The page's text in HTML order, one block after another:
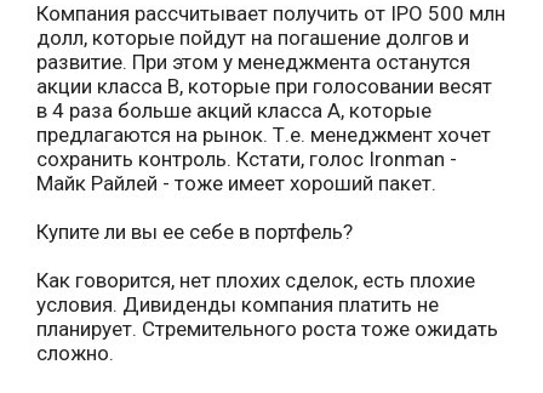
Компания рассчитывает получить от IPO 500 млн
долл, которые пойдут на погашение долгов и
развитие. При этом у менеджмента останутся
акции класса B, которые при голосовании весят
в 4 раза больше акций класса А, которые
предлагаются на рынок. Т.е. менеджмент хочет
сохранить контроль. Кстати, голос Ironman -
Майк Райлей - тоже имеет хороший пакет.
Купите ли вы ее себе в портфель?
Как говорится, нет плохих сделок, есть плохие
условия. Дивиденды компания платить не
планирует. Стремительного роста тоже ожидать
сложно.